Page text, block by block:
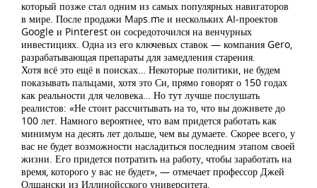
который позже стал одним из самых популярных навигаторов
в мире. После продажи Mарs.mе и нескольких AI-проектов
Google и Pinterest он сосредоточился на венчурных
инвестициях. Одна из его ключевых ставок — компания Gero,
разрабатывающая препараты для замедления старения.
Хотя всё это ещё в поисках… Некоторые политики, не будем
показывать пальцами, хотя это Си, прямо говорят о 150 годах
как реальности для человека… Но тут лучше послушать
реалистов: «Не стоит рассчитывать на то, что вы доживете до
100 лет. Намного вероятнее, что вам придется работать как
минимум на десять лет дольше, чем вы думаете. Скорее всего, у
вас не будет возможности насладиться последним этапом своей
жизни. Его придется потратить на работу, чтобы заработать на
время, которого у вас не будет», — отмечает профессор Джей
Олшански из Иллинойсского университета.